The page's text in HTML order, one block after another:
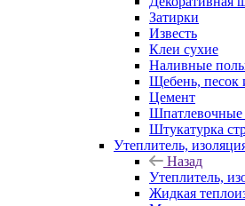
Затирки
Известь
Клеи сухие
Наливные
Щебень, песок
Цемент
Шпатлевочные
Штукатурка
Утеплитель,
Назад
Утеплитель,
Жидкая